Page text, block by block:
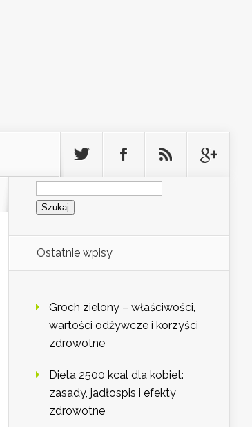
Szukaj:
Ostatnie wpisy
Groch zielony – właściwości,
wartości odżywcze i korzyści
zdrowotne
Dieta 2500 kcal dla kobiet:
zasady, jadłospis i efekty
zdrowotne